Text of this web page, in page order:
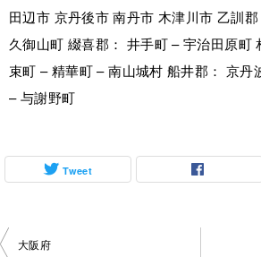
田辺市 京丹後市 南丹市 木津川市 乙訓
久御山町 綴喜郡： 井手町 – 宇治田原町
束町 – 精華町 – 南山城村 船井郡： 京丹
– 与謝野町
Tweet
投
大阪府